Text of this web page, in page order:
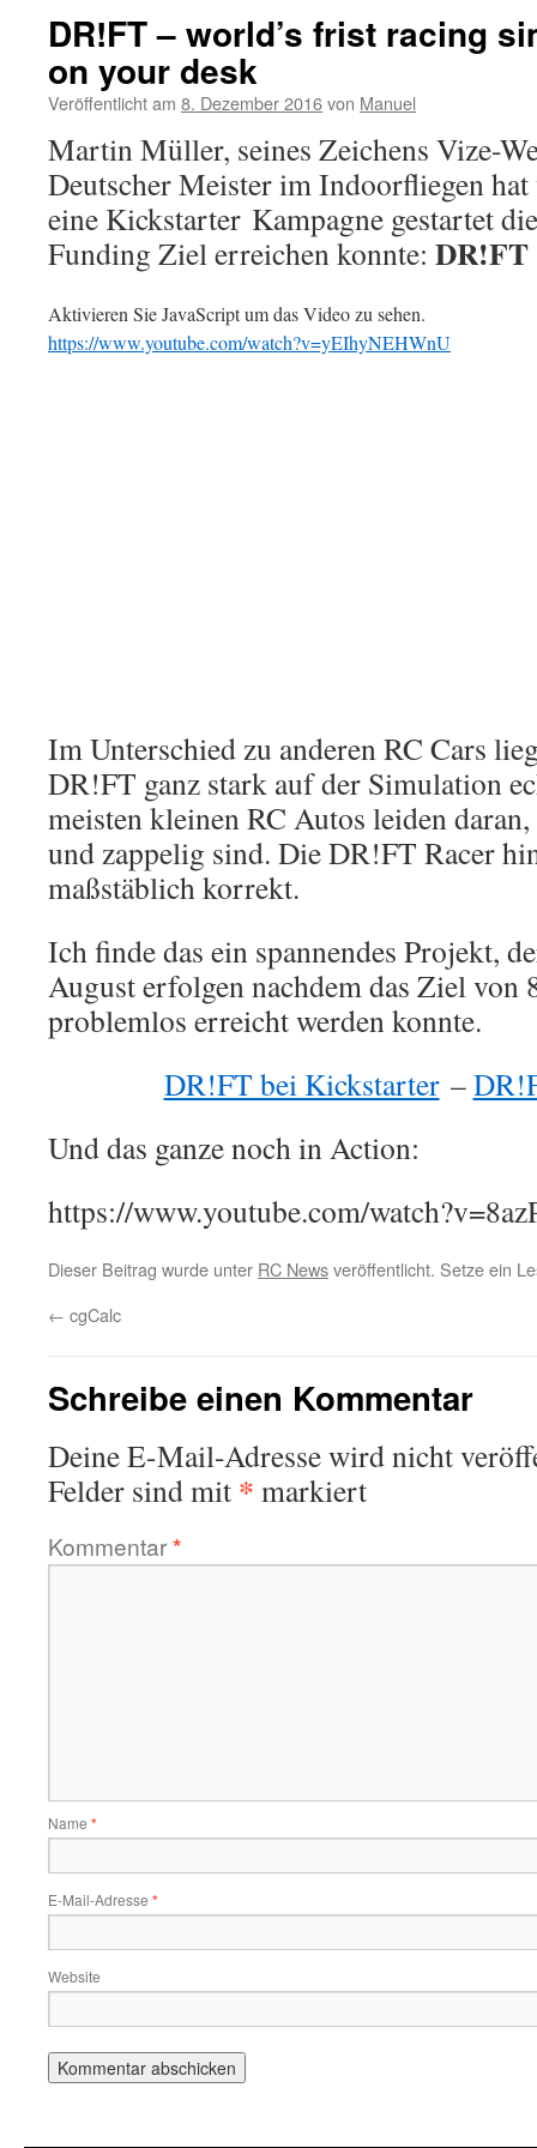
DR!FT – world’s frist racing
on your desk
Veröffentlicht am 8. Dezember 2016von Manuel
Martin Müller, seines Zeichens Vize-
Deutscher Meister im Indoorfliegen
eine Kickstarter Kampagne gestartet
Funding Ziel erreichen konnte: DR!FT
Aktivieren Sie JavaScript um das Video zu sehen.
https://www.youtube.com/watch?v=yEIhyNEHWnU
Im Unterschied zu anderen RC Cars
DR!FT ganz stark auf der Simulation
meisten kleinen RC Autos leiden
und zappelig sind. Die DR!FT Racer
maßstäblich korrekt.
Ich finde das ein spannendes Projekt,
August erfolgen nachdem das Ziel von
problemlos erreicht werden konnte.
DR!FT bei Kickstarter–
Und das ganze noch in Action:
https://www.youtube.com/
Dieser Beitrag wurde unter RC Newsveröffentlicht. Setze ein
← cgCalc
Schreibe einen Kommentar
Deine E-Mail-Adresse wird nicht
Felder sind mit * markiert
Kommentar*
Name *
E-Mail-Adresse *
Website